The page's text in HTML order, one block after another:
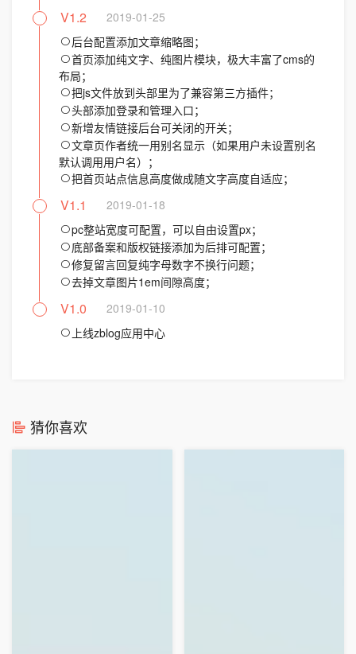
2019-01-25
后台配置添加文章缩略图；
首页添加纯文字、纯图片模块，极大丰富了cms的
布局；
把js文件放到头部里为了兼容第三方插件；
头部添加登录和管理入口；
新增友情链接后台可关闭的开关；
文章页作者统一用别名显示（如果用户未设置别名
默认调用用户名）；
把首页站点信息高度做成随文字高度自适应；
V1.2
2019-01-18
pc整站宽度可配置，可以自由设置px；
底部备案和版权链接添加为后排可配置；
修复留言回复纯字母数字不换行问题；
去掉文章图片1em间隙高度；
V1.1
2019-01-10
上线zblog应用中心
V1.0
猜你喜欢